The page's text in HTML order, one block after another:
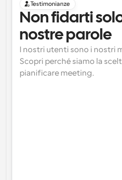
Testimonianze
Non fidarti
nostre parole
I nostri utenti sono i nostri
Scopri perché siamo la
pianificare meeting.